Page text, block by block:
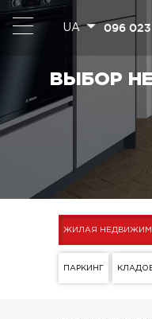
UA 096
ВЫБОР
ЖИЛАЯ
ПАРКИНГ